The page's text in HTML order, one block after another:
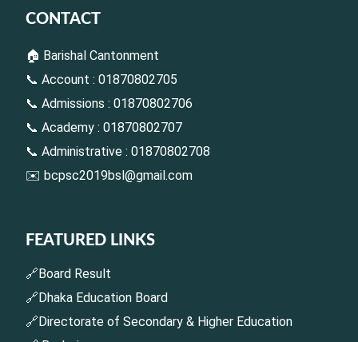
CONTACT
🏠 Barishal Cantonment
📞 Account : 01870802705
📞 Admissions : 01870802706
📞 Academy : 01870802707
📞 Administrative : 01870802708
✉️ bcpsc2019bsl@gmail.com
FEATURED LINKS
🔗Board Result
🔗Dhaka Education Board
🔗Directorate of Secondary & Higher Education